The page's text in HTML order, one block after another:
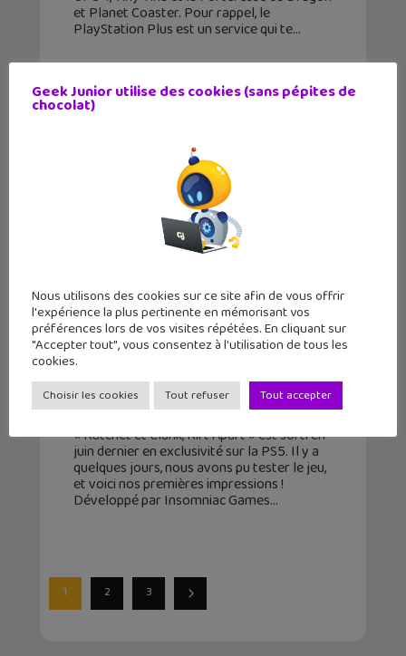
et Planet Coaster. Pour rappel, le
PlayStation Plus est un service qui te
On a testé « Ratchet et Clank, Rift
Apart » – Notre première
impression
5 janvier 2022
« Ratchet et Clank, Rift Apart » est sorti en
juin dernier en exclusivité sur la PS5. Il y a
quelques jours, nous avons pu tester le jeu,
et voici nos premières impressions !
Développé par Insomniac Games
1 2 3
Geek Junior utilise des cookies (sans pépites de
chocolat)
Nous utilisons des cookies sur ce site afin de vous offrir
l'expérience la plus pertinente en mémorisant vos
préférences lors de vos visites répétées. En cliquant sur
"Accepter tout", vous consentez à l'utilisation de tous les
cookies.
Choisir les cookies Tout refuser Tout accepter